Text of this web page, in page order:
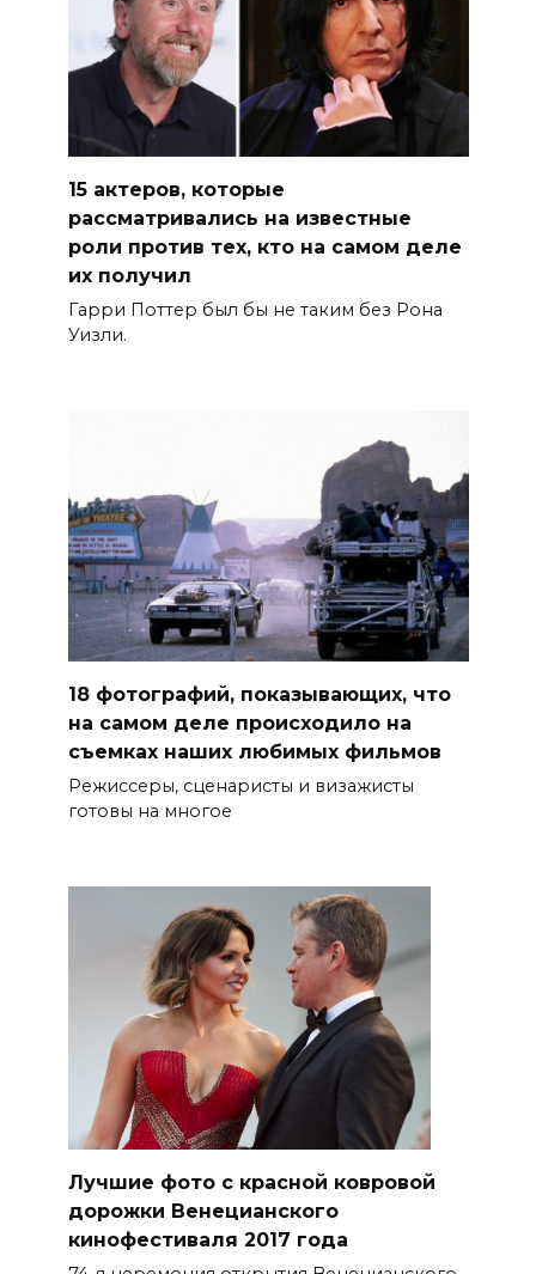
15 актеров, которые
рассматривались на известные
роли против тех, кто на самом деле
их получил
Гарри Поттер был бы не таким без Рона
Уизли.
18 фотографий, показывающих, что
на самом деле происходило на
съемках наших любимых фильмов
Режиссеры, сценаристы и визажисты
готовы на многое
Лучшие фото с красной ковровой
дорожки Венецианского
кинофестиваля 2017 года